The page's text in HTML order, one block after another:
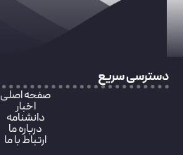
دسترسی سریع
صفحه اصلی
اخبار
دانشنامه
درباره ما
ارتباط با ما